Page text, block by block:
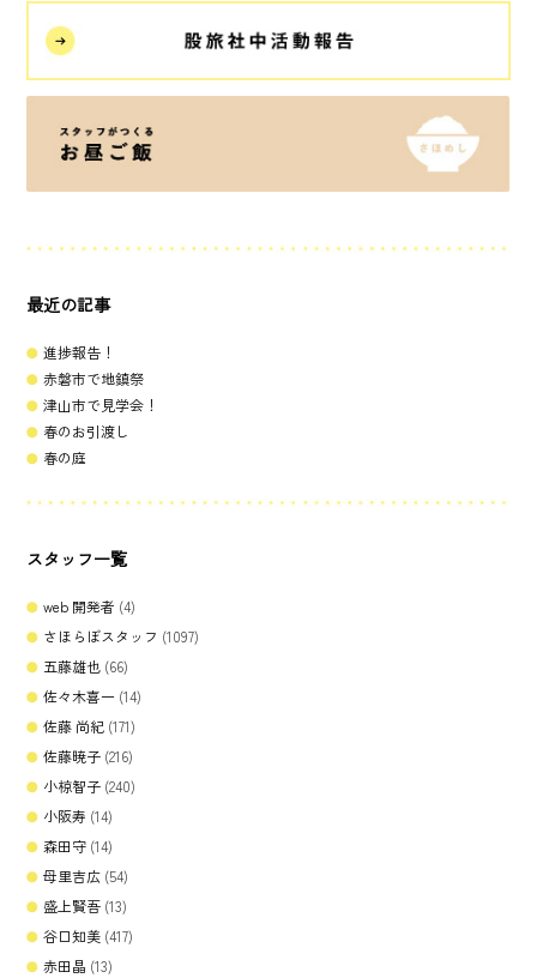
最近の記事
進捗報告！
赤磐市で地鎮祭
津山市で見学会！
春のお引渡し
春の庭
スタッフ一覧
web 開発者 (4)
さほらぼスタッフ (1097)
五藤雄也 (66)
佐々木喜一 (14)
佐藤 尚紀 (171)
佐藤暁子 (216)
小椋智子 (240)
小阪寿 (14)
森田守 (14)
母里吉広 (54)
盛上賢吾 (13)
谷口知美 (417)
赤田晶 (13)